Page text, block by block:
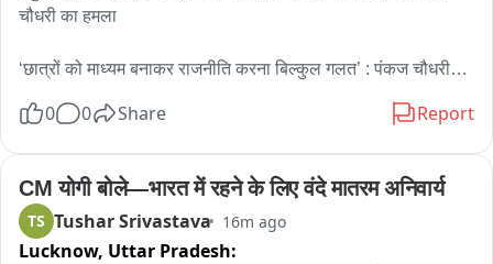
चौधरी का हमला
‘छात्रों को माध्यम बनाकर राजनीति करना बिल्कुल गलत’ : पंकज चौधरी
युवा हमारे देश का भविष्य हैं, उन्हें राजनीति का माध्यम नहीं बनाना चाहिए :
झारखंड में छात्र अपनी मांगों को लेकर शांतिपूर्वक बैठे हैं : पंकज चौधरी
जहां आपकी सरकार है, वहां नहीं जा रहे, प्रयागराज जा रहे हैं : पंकज
0 0 Share Report
CM योगी बोले—भारत में रहने के लिए वंदे मातरम अनिवार्य
TS Tushar Srivastava 16m ago
Lucknow, Uttar Pradesh: